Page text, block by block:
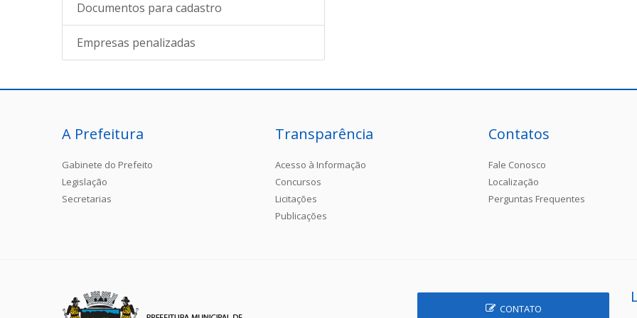
Documentos para cadastro
Empresas penalizadas
A Prefeitura
Gabinete do Prefeito
Legislação
Secretarias
Transparência
Acesso à Informação
Concursos
Licitações
Publicações
Contatos
Fale Conosco
Localização
Perguntas Frequentes
CONTATO